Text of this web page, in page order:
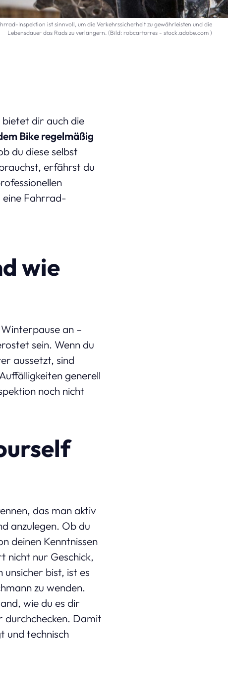
Inspektion ist sinnvoll, um die Verkehrssicherheit zu gewährleisten und die
Lebensdauer das Rads zu verlängern. (Bild: robcartorres - stock.adobe.com )
dir auch die
Bike regelmäßig
du diese selbst
erfährst du
eine Fahrrad-
wie
an –
sein. Wenn du
aussetzt, sind
generell
noch nicht
das man aktiv
anzulegen. Ob du
deinen Kenntnissen
nicht nur Geschick,
unsicher bist, ist es
zu wenden.
wie du es dir
durchchecken. Damit
und technisch